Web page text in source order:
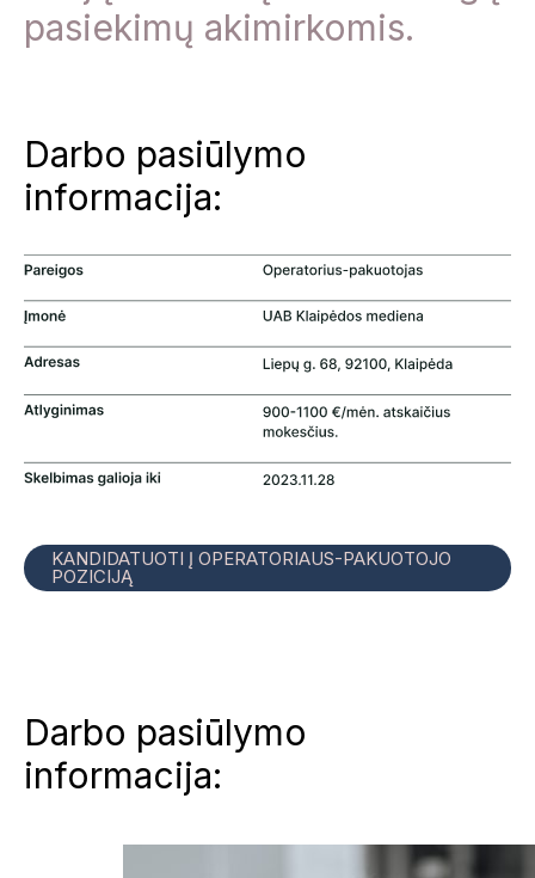
pasiekimų akimirkomis.
Darbo pasiūlymo
informacija:
KANDIDATUOTI Į OPERATORIAUS-PAKUOTOJO
POZICIJĄ
Darbo pasiūlymo
informacija: